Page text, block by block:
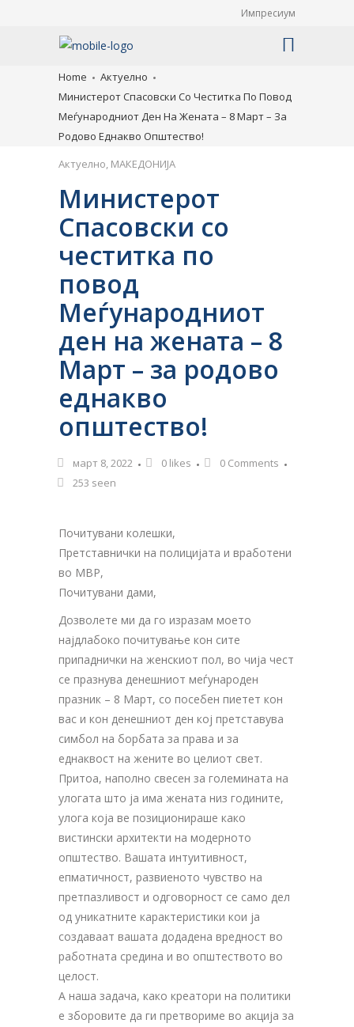
Импресиум
Home
Актуелно
Министерот Спасовски Со Честитка По Повод
Меѓународниот Ден На Жената – 8 Март – За
Родово Еднакво Општество!
Актуелно, МАКЕДОНИЈА
Министерот
Спасовски со
честитка по
повод
Меѓународниот
ден на жената – 8
Март – за родово
еднакво
општество!
март 8, 2022 0 likes
0 Comments
253 seen
Почитувани колешки,
Претставнички на полицијата и вработени
во МВР,
Почитувани дами,
Дозволете ми да го изразам моето
најдлабоко почитување кон сите
припаднички на женскиот пол, во чија чест
се празнува денешниот меѓународен
празник – 8 Март, со посебен пиетет кон
вас и кон денешниот ден кој претставува
симбол на борбата за права и за
еднаквост на жените во целиот свет.
Притоа, наполно свесен за големината на
улогата што ја има жената низ годините,
улога која ве позиционираше како
вистински архитекти на модернoто
општество. Вашата интуитивност,
епматичност, развиеното чувство на
претпазливост и одговорност се само дел
од уникатните карактеристики кои ја
создаваат вашата додадена вредност во
работната средина и во општеството во
целост.
А наша задача, како креатори на политики
е зборовите да ги претвориме во акција за